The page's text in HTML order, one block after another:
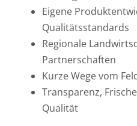
Eigene
Qualitätsstandards
Regionale
Partnerschaften
Kurze Wege vom
Transparenz,
Qualität